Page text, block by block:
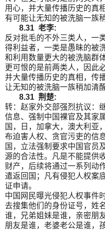
用心，并大量传播历史的真
有可能让无知的被洗脑一族
8.31 老李:
反对批毛的不外三类人，一
得利益者，一类是愚昧的被
和利用数量更大的被洗脑群
更可恨的是前两类人，因此
并大量传播历史的真相，传
让无知的被洗脑一族稍加清醒
8.31 荆楚:
转：赵家外交部强烈抗议：
信息、强制中国裸官及其家
国，日，加拿大，澳大利亚
布迫害人权、贪官污吏的信
国，立法强制要求中国官员
源的合法性。凡是不能提供
财产，后续将通过一系列动
遣返回国；凡有侵犯人权案
证申请。
中国网民曝光侵犯人权事件
去搜集他们的身份证号，姓
谁，兄弟姐妹是谁，亲密朋
朋友是谁，老婆老公是谁，